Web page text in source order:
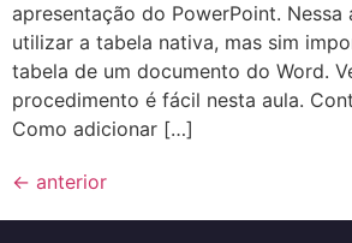
apresentação do PowerPoint. Nessa
utilizar a tabela nativa, mas sim
tabela de um documento do Word.
procedimento é fácil nesta aula.
Como adicionar […]
← anterior